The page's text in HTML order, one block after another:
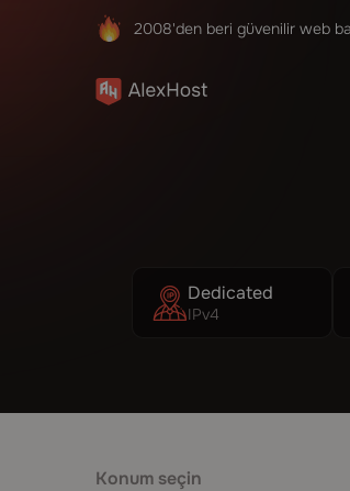
2008'den beri güvenilir web
Dedicated
IPv4
Konum seçin